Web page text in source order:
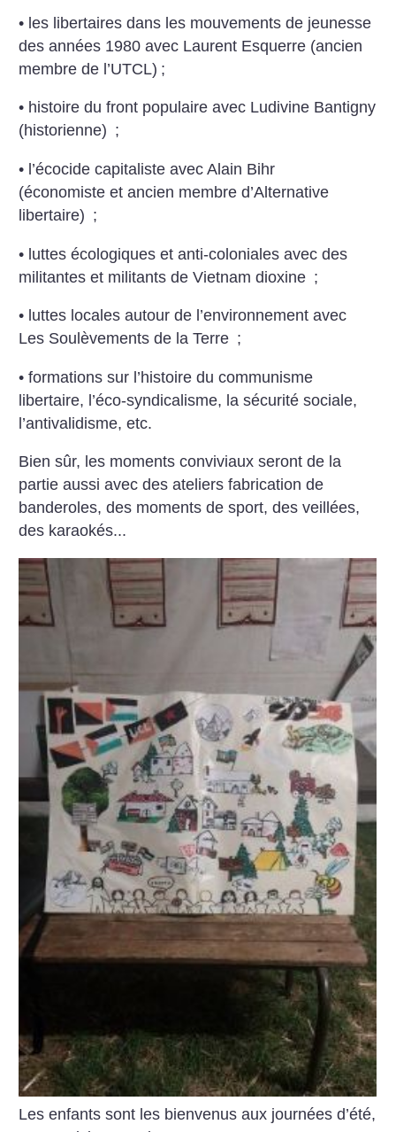
• les libertaires dans les mouvements de jeunesse
des années 1980 avec Laurent Esquerre (ancien
membre de l’UTCL) ;
• histoire du front populaire avec Ludivine Bantigny
(historienne) ;
• l’écocide capitaliste avec Alain Bihr
(économiste et ancien membre d’Alternative
libertaire) ;
• luttes écologiques et anti-coloniales avec des
militantes et militants de Vietnam dioxine ;
• luttes locales autour de l’environnement avec
Les Soulèvements de la Terre ;
• formations sur l’histoire du communisme
libertaire, l’éco-syndicalisme, la sécurité sociale,
l’antivalidisme, etc.
Bien sûr, les moments conviviaux seront de la
partie aussi avec des ateliers fabrication de
banderoles, des moments de sport, des veillées,
des karaokés...
Les enfants sont les bienvenus aux journées d’été,